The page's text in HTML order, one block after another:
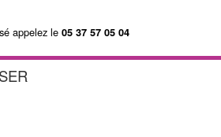
appelez le 05 37 57 05 04